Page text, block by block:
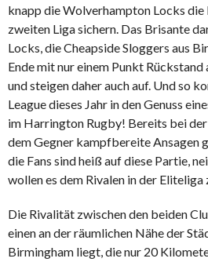
knapp die Wolverhampton Locks
zweiten Liga sichern. Das Brisante
Locks, die Cheapside Sloggers aus
Ende mit nur einem Punkt
und steigen daher auch auf. Und so
League dieses Jahr in den Genuss
im Harrington Rugby! Bereits bei
dem Gegner kampfbereite Ansagen
die Fans sind heiß auf diese Partie,
wollen es dem Rivalen in der Eliteliga
Die Rivalität zwischen den beiden
einen an der räumlichen Nähe der
Birmingham liegt, die nur 20